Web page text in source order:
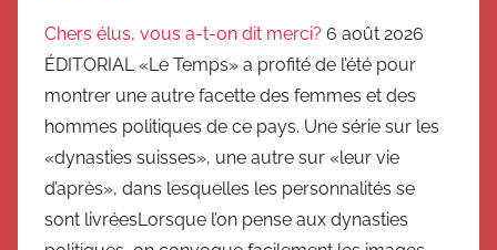
Chers élus, vous a-t-on dit merci? 6 août 2026
ÉDITORIAL «Le Temps» a profité de l’été pour
montrer une autre facette des femmes et des
hommes politiques de ce pays. Une série sur les
«dynasties suisses», une autre sur «leur vie
d’après», dans lesquelles les personnalités se
sont livréesLorsque l’on pense aux dynasties